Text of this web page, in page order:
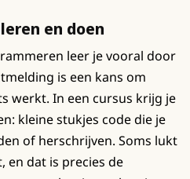
en doen
leer je vooral door
is een kans om
werkt. In een cursus krijg je
kleine stukjes code die je
of herschrijven. Soms lukt
en dat is precies de